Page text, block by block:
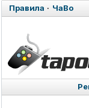
Правила · ЧаВо